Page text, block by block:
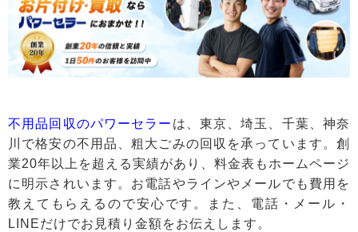
不用品回収のパワーセラー は、東京、埼玉、千葉、神奈
川で格安の不用品、粗大ごみの回収を承っています。創
業20年以上を超える実績があり、料金表もホームページ
に明示されいます。お電話やラインやメールでも費用を
教えてもらえるので安心です。また、電話・メール・
LINEだけでお見積り金額をお伝えします。